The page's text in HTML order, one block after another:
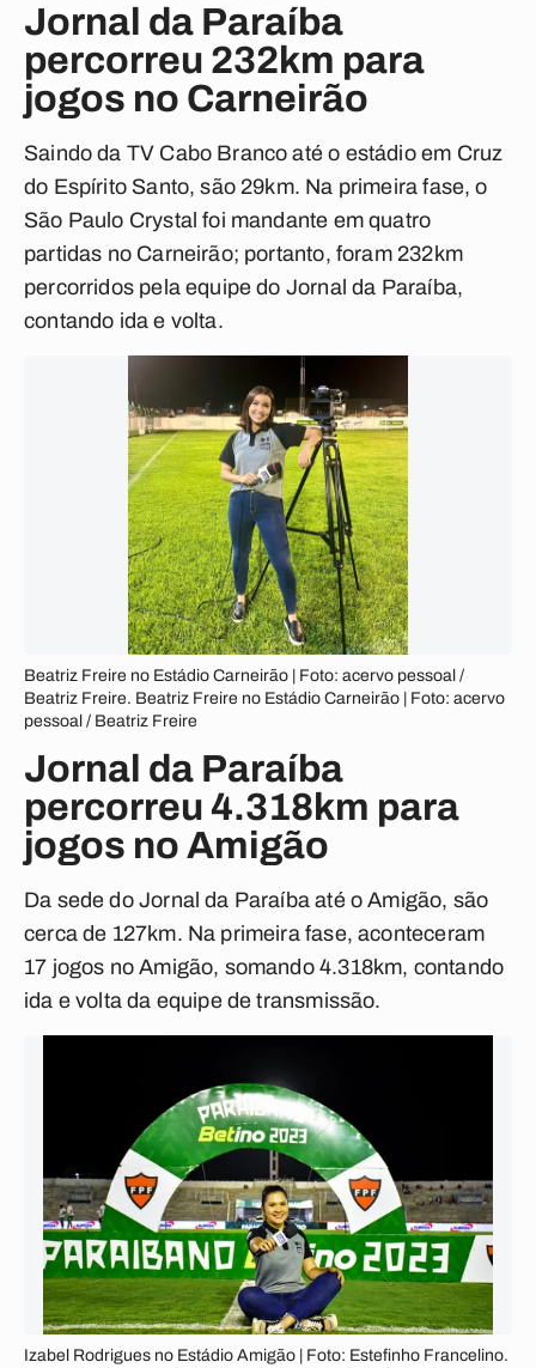
Jornal da Paraíba
percorreu 232km para
jogos no Carneirão
Saindo da TV Cabo Branco até o estádio em Cruz
do Espírito Santo, são 29km. Na primeira fase, o
São Paulo Crystal foi mandante em quatro
partidas no Carneirão; portanto, foram 232km
percorridos pela equipe do Jornal da Paraíba,
contando ida e volta.
Beatriz Freire no Estádio Carneirão | Foto: acervo pessoal /
Beatriz Freire. Beatriz Freire no Estádio Carneirão | Foto: acervo
pessoal / Beatriz Freire
Jornal da Paraíba
percorreu 4.318km para
jogos no Amigão
Da sede do Jornal da Paraíba até o Amigão, são
cerca de 127km. Na primeira fase, aconteceram
17 jogos no Amigão, somando 4.318km, contando
ida e volta da equipe de transmissão.
Izabel Rodrigues no Estádio Amigão | Foto: Estefinho Francelino.